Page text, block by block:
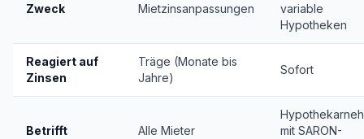
Zweck Mietzinsanpassungen
variable
Hypotheken
Reagiert auf
Zinsen
Träge (Monate bis
Jahre)
Sofort
Betrifft Alle Mieter
mit SARON-